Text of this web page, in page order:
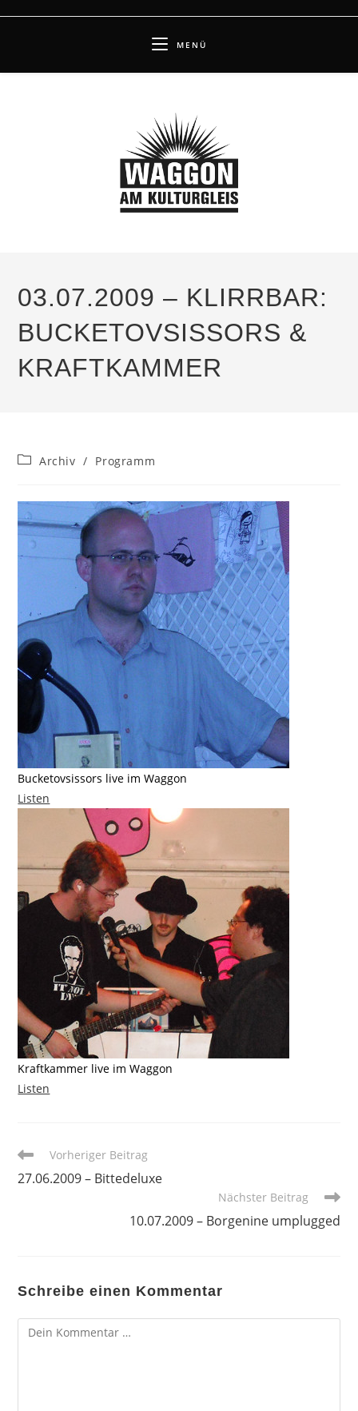
MENÜ
03.07.2009 – KLIRRBAR:
BUCKETOVSISSORS &
KRAFTKAMMER
Beitrags-
Archiv / Programm
Bucketovsissors live im Waggon
Listen
Kraftkammer live im Waggon
Listen
Weitere
ansehen
Vorheriger Beitrag
27.06.2009 – Bittedeluxe
Nächster Beitrag
10.07.2009 – Borgenine umplugged
Schreibe einen Kommentar
Kommentar